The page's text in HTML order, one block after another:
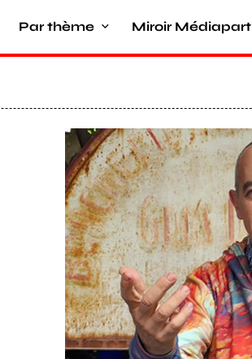
Par thème Miroir Médiapart
Agrandir